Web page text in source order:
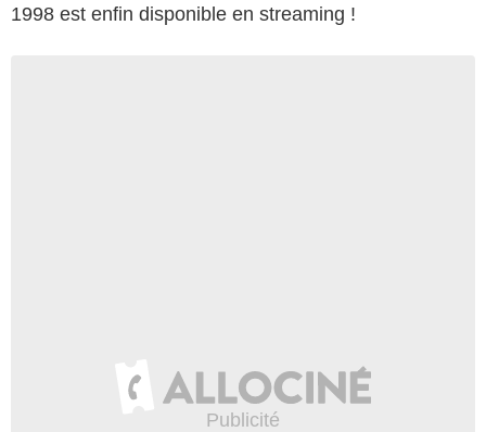
1998 est enfin disponible en streaming !